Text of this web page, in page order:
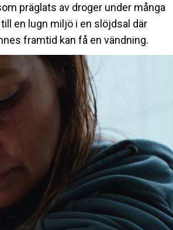
präglats av droger under många
en lugn miljö i en slöjdsal där
framtid kan få en vändning.